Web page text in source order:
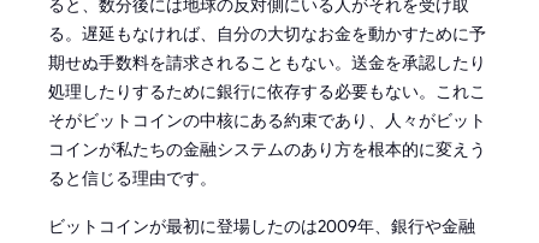
ると、数分後には地球の反対側にいる人がそれを受け取
る。遅延もなければ、自分の大切なお金を動かすために予
期せぬ手数料を請求されることもない。送金を承認したり
処理したりするために銀行に依存する必要もない。これこ
そがビットコインの中核にある約束であり、人々がビット
コインが私たちの金融システムのあり方を根本的に変えう
ると信じる理由です。
ビットコインが最初に登場したのは2009年、銀行や金融